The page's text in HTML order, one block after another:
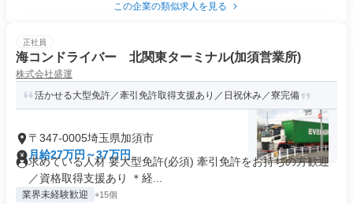
この企業の類似求人を見る
正社員
海コンドライバー 北関東ターミナル(加須営業所)
株式会社盛運
活かせる大型免許／牽引免許取得支援あり／日祝休み／寮完備
〒347-0005埼玉県加須市
月給27万円～37万円
求めている人材 要大型免許(必須) 牽引免許をお持ちの方歓迎
／資格取得支援あり ＊経...
業界未経験歓迎 +15個